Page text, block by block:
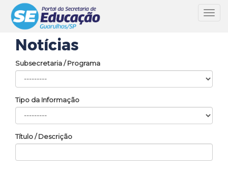
Notícias
Subsecretaria / Programa
Tipo da Informação
Título / Descrição